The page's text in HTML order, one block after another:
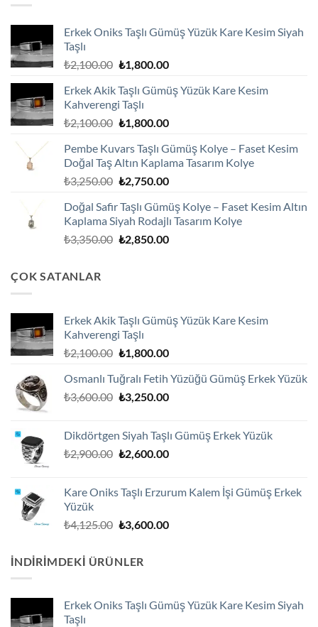
Erkek Oniks Taşlı Gümüş Yüzük Kare Kesim Siyah
Taşlı
₺2,100.00 Orijinal
₺2,100.00.
₺1,800.00Şu
fiyat:
Erkek Akik Taşlı Gümüş Yüzük Kare Kesim
Kahverengi Taşlı
₺2,100.00 Orijinal
₺2,100.00.
₺1,800.00Şu
fiyat:
₺1,800.00.
Pembe Kuvars Taşlı Gümüş Kolye – Faset Kesim
Doğal Taş Altın Kaplama Tasarım Kolye
₺3,250.00 Orijinal
₺3,250.00.
₺2,750.00Şu
fiyat:
₺2,750.00.
Doğal Safir Taşlı Gümüş Kolye – Faset Kesim Altın
Kaplama Siyah Rodajlı Tasarım Kolye
₺3,350.00 Orijinal
₺2,850.00Şu
ÇOK SATANLAR
Erkek Akik Taşlı Gümüş Yüzük Kare Kesim
Kahverengi Taşlı
₺2,100.00 Orijinal
₺2,100.00.
₺1,800.00Şu
fiyat:
₺1,800.00.
Osmanlı Tuğralı Fetih Yüzüğü Gümüş Erkek Yüzük
₺3,600.00 Orijinal
₺3,250.00Şu
₺3,250.00.
Dikdörtgen Siyah Taşlı Gümüş Erkek Yüzük
₺2,900.00 Orijinal
₺2,600.00Şu
₺2,600.00.
Kare Oniks Taşlı Erzurum Kalem İşi Gümüş Erkek
Yüzük
₺4,125.00 Orijinal
₺3,600.00Şu
İNDIRIMDEKI ÜRÜNLER
Erkek Oniks Taşlı Gümüş Yüzük Kare Kesim Siyah
Taşlı